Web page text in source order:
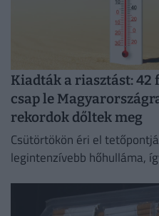
Kiadták a riasztást: 42
csap le
rekordok dőltek meg
Csütörtökön éri el
legintenzívebb hőhulláma,